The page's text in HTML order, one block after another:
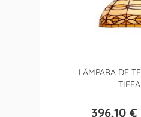
LÁMPARA DE
396,10 €